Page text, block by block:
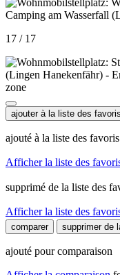
17 / 17
ajouter à la liste des favoris
ajouté à la liste des favoris
Afficher la liste des
supprimé de la liste des
Afficher la liste des
comparer
supprimer de
ajouté pour comparaison